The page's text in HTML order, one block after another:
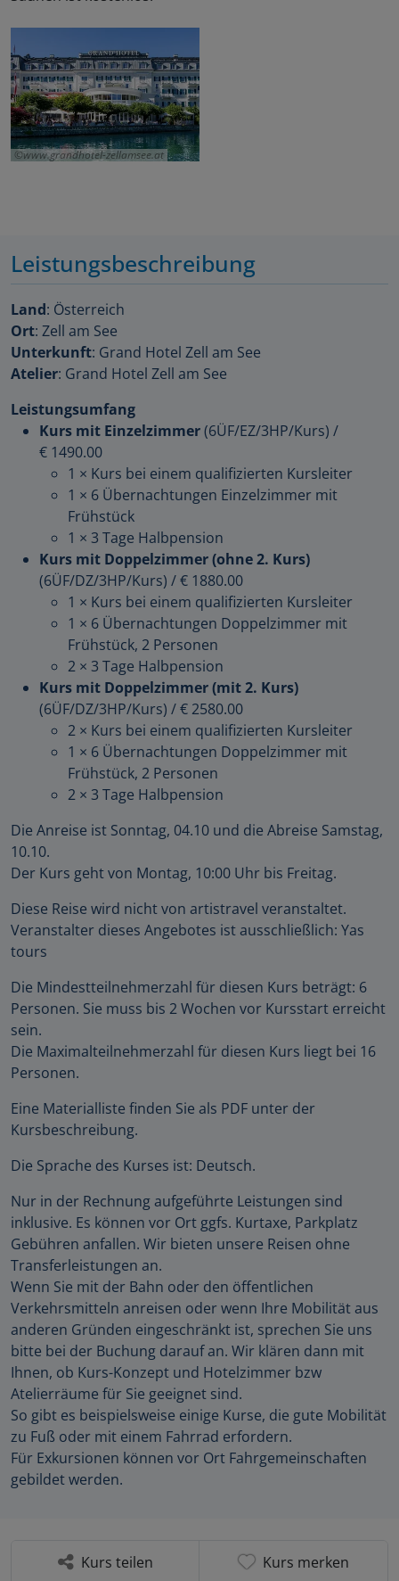
www.grandhotel-zellamsee.at
Leistungsbeschreibung
Land: Österreich
Ort: Zell am See
Unterkunft: Grand Hotel Zell am See
Atelier: Grand Hotel Zell am See
Leistungsumfang
Kurs mit Einzelzimmer(6ÜF/EZ/3HP/Kurs) /
€ 1490.00
1 × Kurs bei einem qualifizierten Kursleiter
1 × 6 Übernachtungen Einzelzimmer mit
Frühstück
1 × 3 Tage Halbpension
Kurs mit Doppelzimmer (ohne 2. Kurs)
(6ÜF/DZ/3HP/Kurs) /€ 1880.00
1 × Kurs bei einem qualifizierten Kursleiter
1 × 6 Übernachtungen Doppelzimmer mit
Frühstück, 2 Personen
2 × 3 Tage Halbpension
Kurs mit Doppelzimmer (mit 2. Kurs)
(6ÜF/DZ/3HP/Kurs) /€ 2580.00
2 × Kurs bei einem qualifizierten Kursleiter
1 × 6 Übernachtungen Doppelzimmer mit
Frühstück, 2 Personen
2 × 3 Tage Halbpension
Die Anreise ist Sonntag, 04.10 und die Abreise Samstag,
10.10.
Der Kurs geht von Montag, 10:00 Uhr bis Freitag.
Diese Reise wird nicht von artistravel veranstaltet.
Veranstalter dieses Angebotes ist ausschließlich: Yas
tours
Die Mindestteilnehmerzahl für diesen Kurs beträgt: 6
Personen. Sie muss bis 2 Wochen vor Kursstart erreicht
sein.
Die Maximalteilnehmerzahl für diesen Kurs liegt bei 16
Personen.
Eine Materialliste finden Sie als PDF unter der
Kursbeschreibung.
Die Sprache des Kurses ist: Deutsch.
Nur in der Rechnung aufgeführte Leistungen sind
inklusive. Es können vor Ort ggfs. Kurtaxe, Parkplatz
Gebühren anfallen. Wir bieten unsere Reisen ohne
Transferleistungen an.
Wenn Sie mit der Bahn oder den öffentlichen
Verkehrsmitteln anreisen oder wenn Ihre Mobilität aus
anderen Gründen eingeschränkt ist, sprechen Sie uns
bitte bei der Buchung darauf an. Wir klären dann mit
Ihnen, ob Kurs-Konzept und Hotelzimmer bzw
Atelierräume für Sie geeignet sind.
So gibt es beispielsweise einige Kurse, die gute Mobilität
zu Fuß oder mit einem Fahrrad erfordern.
Für Exkursionen können vor Ort Fahrgemeinschaften
gebildet werden.
Kurs teilen Kurs merken